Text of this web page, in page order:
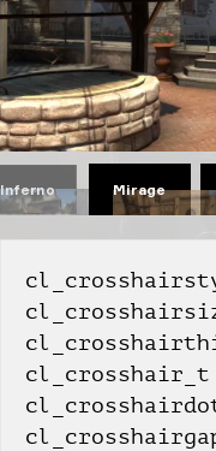
Inferno Mirage
cl_crosshair_t